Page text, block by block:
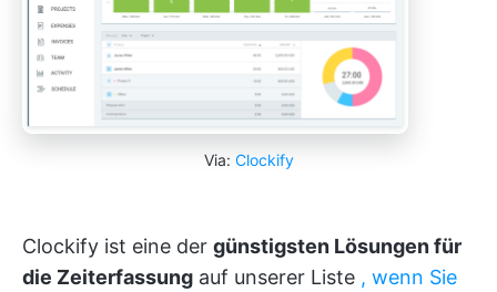
Via: Clockify
Clockify ist eine der günstigsten Lösungen für
die Zeiterfassung auf unserer Liste , wenn Sie